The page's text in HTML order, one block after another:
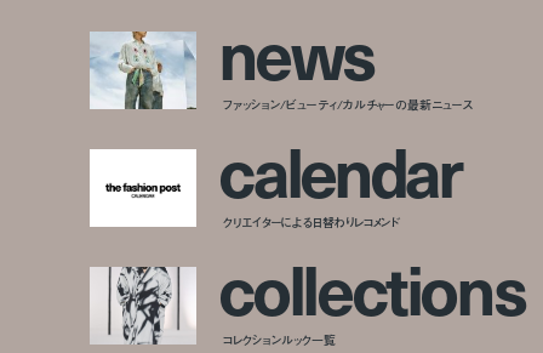
news
ファッション/ビューティ/カルチャーの最新ニュース
calendar
クリエイターによる日替わりレコメンド
collections
コレクションルック一覧